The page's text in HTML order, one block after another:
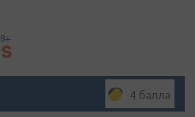
4 балла